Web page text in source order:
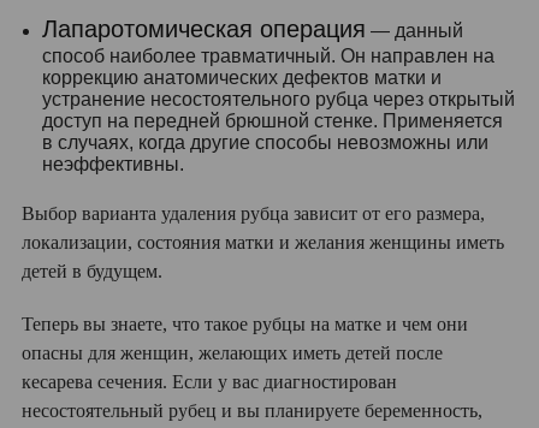
Лапаротомическая операция — данный
способ наиболее травматичный. Он направлен на
коррекцию анатомических дефектов матки и
устранение несостоятельного рубца через открытый
доступ на передней брюшной стенке. Применяется
в случаях, когда другие способы невозможны или
неэффективны.
Выбор варианта удаления рубца зависит от его размера,
локализации, состояния матки и желания женщины иметь
детей в будущем.
Теперь вы знаете, что такое рубцы на матке и чем они
опасны для женщин, желающих иметь детей после
кесарева сечения. Если у вас диагностирован
несостоятельный рубец и вы планируете беременность,